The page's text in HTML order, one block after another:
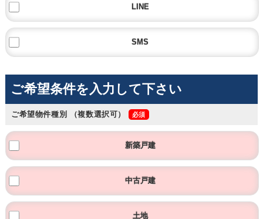
LINE
SMS
ご希望条件を入力して下さい
ご希望物件種別 （複数選択可）
新築戸建
中古戸建
土地